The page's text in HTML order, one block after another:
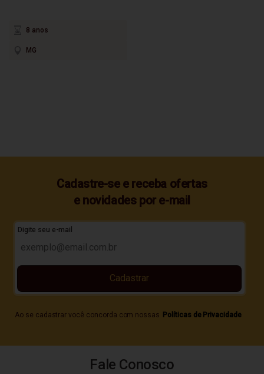
8 anos
MG
Cadastre-se e receba ofertas
e novidades por e-mail
Digite seu e-mail
Ao se cadastrar você concorda com nossas Políticas de Privacidade
Cadastrar
Fale Conosco